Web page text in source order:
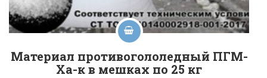
Материал противогололедный ПГМ-
Ха-к в мешках по 25 кг